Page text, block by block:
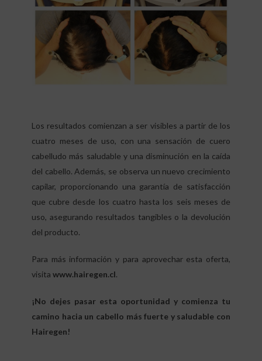
Los resultados comienzan a ser visibles a partir de los
cuatro meses de uso, con una sensación de cuero
cabelludo más saludable y una disminución en la caída
del cabello. Además, se observa un nuevo crecimiento
capilar, proporcionando una garantía de satisfacción
que cubre desde los cuatro hasta los seis meses de
uso, asegurando resultados tangibles o la devolución
del producto.
Para más información y para aprovechar esta oferta,
visita www.hairegen.cl.
¡No dejes pasar esta oportunidad y comienza tu
camino hacia un cabello más fuerte y saludable con
Hairegen!